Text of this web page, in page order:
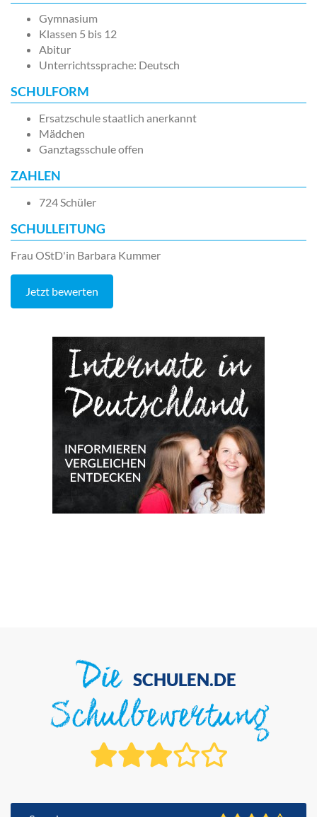
Gymnasium
Klassen 5 bis 12
Abitur
Unterrichtssprache: Deutsch
SCHULFORM
Ersatzschule staatlich anerkannt
Mädchen
Ganztagsschule offen
ZAHLEN
724 Schüler
SCHULLEITUNG
Frau OStD'in Barbara Kummer
Jetzt bewerten
Die SCHULEN.DE
Schulbewertung